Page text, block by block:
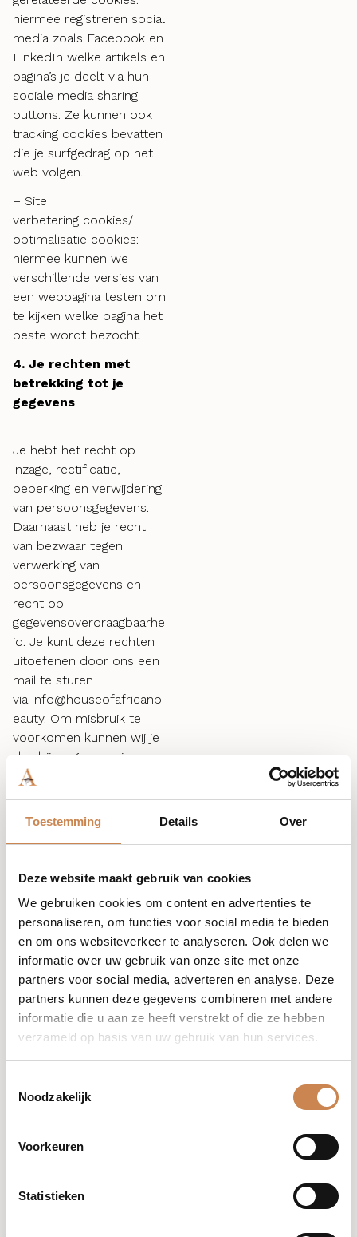
Toestemming Details Over
Deze website maakt gebruik van cookies
We gebruiken cookies om content en advertenties te
personaliseren, om functies voor social media te bieden
en om ons websiteverkeer te analyseren. Ook delen we
informatie over uw gebruik van onze site met onze
partners voor social media, adverteren en analyse. Deze
partners kunnen deze gegevens combineren met andere
informatie die u aan ze heeft verstrekt of die ze hebben
verzameld op basis van uw gebruik van hun services.
Noodzakelijk
Voorkeuren
Statistieken
hiermee registreren social
media zoals Facebook en
LinkedIn welke artikels en
pagina’s je deelt via hun
sociale media sharing
buttons. Ze kunnen ook
tracking cookies bevatten
die je surfgedrag op het
web volgen.
– Site
verbetering cookies/
optimalisatie cookies:
hiermee kunnen we
verschillende versies van
een webpagina testen om
te kijken welke pagina het
beste wordt bezocht.
4. Je rechten met
betrekking tot je
gegevens
Je hebt het recht op
inzage, rectificatie,
beperking en verwijdering
van persoonsgegevens.
Daarnaast heb je recht
van bezwaar tegen
verwerking van
persoonsgegevens en
recht op
gegevensoverdraagbaarhe
id. Je kunt deze rechten
uitoefenen door ons een
mail te sturen
via info@houseofafricanb
eauty. Om misbruik te
voorkomen kunnen wij je
daarbij vragen om je
adequaat te identificeren.
inzage in
persoonsgegevens
cookie, vragen we je een
kwestie mee te sturen. Je
kunt deze terugvinden in
de instellingen van je
browser.
5. Cookies blokkeren
en verwijderen
Je kunt cookies te allen
tijde eenvoudig zelf
via je internetbrowser.
internetbrowser zodanig
een cookie wordt